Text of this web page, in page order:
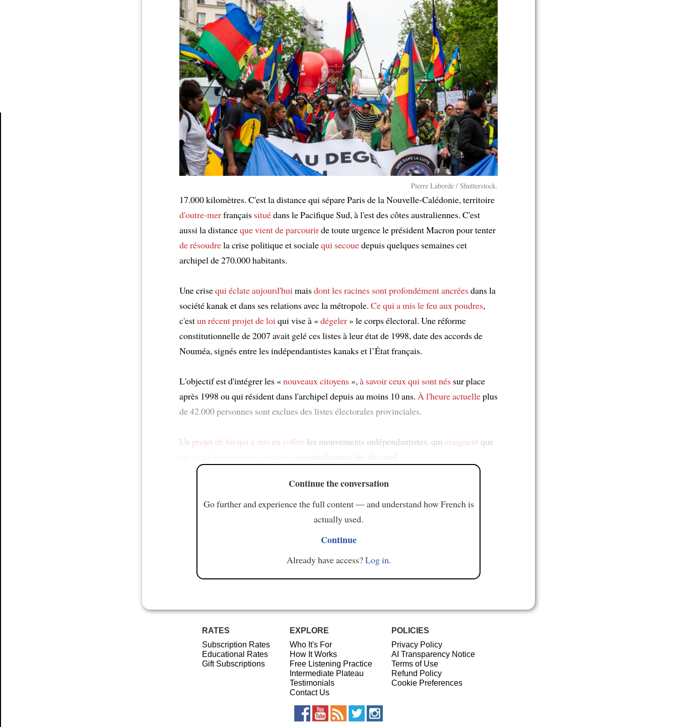
Pierre Laborde / Shutterstock.
17.000 kilomètres. C'est la distance qui sépare Paris de la Nouvelle-Calédonie, territoire
d'outre-merfrançais situédans le Pacifique Sud, à l'est des côtes australiennes. C'est
aussi la distanceque vient de parcourirde toute urgence le président Macron pour tenter
de résoudrela crise politique et socialequi secouedepuis quelques semaines cet
archipel de 270.000 habitants.
Une crisequi éclate aujourd'hui maisdont les racines sont profondément ancréesdans la
société kanak et dans ses relations avec la métropole. Ce qui a mis le feu aux poudres,
c'estun récent projet de loi qui vise à «dégeler » le corps électoral. Une réforme
constitutionnelle de 2007 avait gelé ces listes à leur état de 1998, date des accords de
Nouméa, signés entre les indépendantistes kanaks et l’État français.
L'objectif est d'intégrer les «nouveaux citoyens », à savoir ceux qui sont nés sur place
après 1998 ou qui résident dans l'archipel depuis au moins 10 ans. À l'heure actuelleplus
de 42.000 personnes sont exclues des listes électorales provinciales.
Un projet de loi qui a mis en colère les mouvements indépendantistes, qui craignent que
Continue the conversation
Go further and experience the full content — and understand how French is
actually used.
Continue
Already have access?Log in.
RATES
Subscription Rates
Educational Rates
Gift Subscriptions
EXPLORE
Who It's For
How It Works
Free Listening Practice
Intermediate Plateau
Testimonials
Contact Us
POLICIES
Privacy Policy
AI Transparency Notice
Terms of Use
Refund Policy
Cookie Preferences